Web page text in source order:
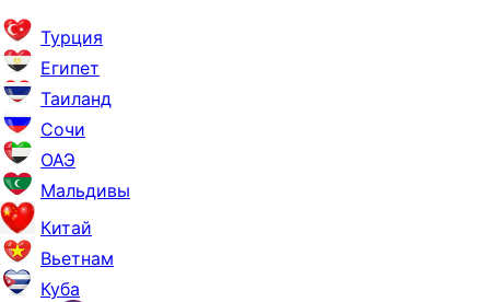
Турция
Египет
Таиланд
Сочи
ОАЭ
Мальдивы
Китай
Вьетнам
Куба